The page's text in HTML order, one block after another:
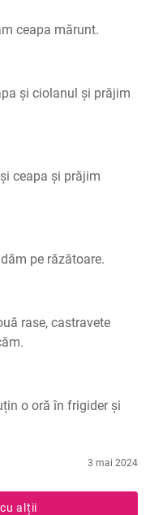
ceapa mărunt.
și ciolanul și prăjim
ceapa și prăjim
pe răzătoare.
rase, castravete
o oră în frigider și
3 mai 2024
alții